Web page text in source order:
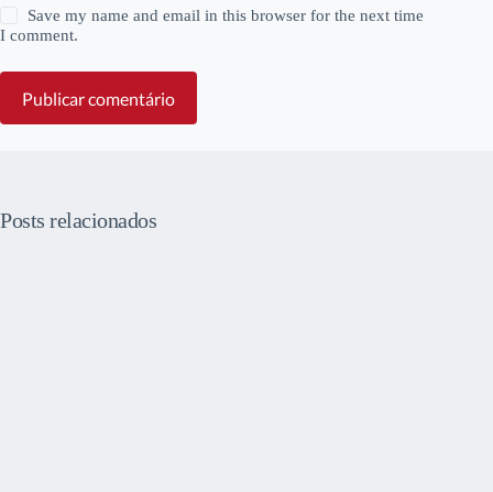
Save my name and email in this browser for the next time
I comment.
Publicar comentário
Posts relacionados